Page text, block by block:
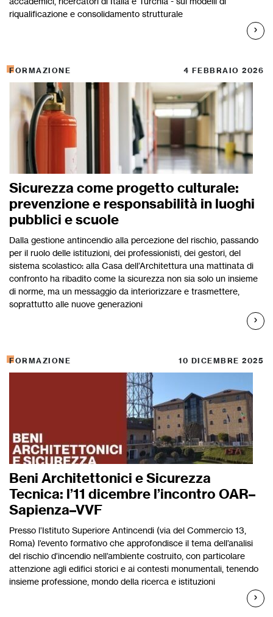
riqualificazione e consolidamento strutturale
FORMAZIONE 4 FEBBRAIO 2026
Sicurezza come progetto culturale:
prevenzione e responsabilità in luoghi
pubblici e scuole
Dalla gestione antincendio alla percezione del rischio, passando
per il ruolo delle istituzioni, dei professionisti, dei gestori, del
sistema scolastico: alla Casa dell’Architettura una mattinata di
confronto ha ribadito come la sicurezza non sia solo un insieme
di norme, ma un messaggio da interiorizzare e trasmettere,
soprattutto alle nuove generazioni
FORMAZIONE 10 DICEMBRE 2025
Beni Architettonici e Sicurezza
Tecnica: l’11 dicembre l’incontro OAR–
Sapienza–VVF
Presso l’Istituto Superiore Antincendi (via del Commercio 13,
Roma) l’evento formativo che approfondisce il tema dell’analisi
del rischio d’incendio nell’ambiente costruito, con particolare
attenzione agli edifici storici e ai contesti monumentali, tenendo
insieme professione, mondo della ricerca e istituzioni